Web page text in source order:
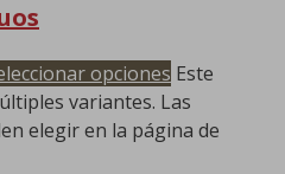
opciones Este
variantes. Las
elegir en la página de